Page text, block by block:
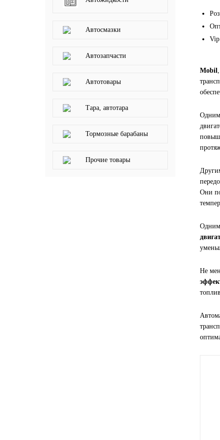
Автосмазки
Автозапчасти
Автотовары
Тара, автотара
Тормозные барабаны
Прочие товары
Vip
Mobil
Одним
Они
Одним
Не